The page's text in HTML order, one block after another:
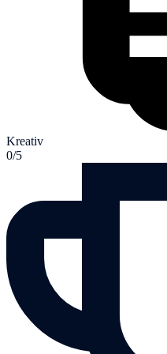
Kreativ
0/5